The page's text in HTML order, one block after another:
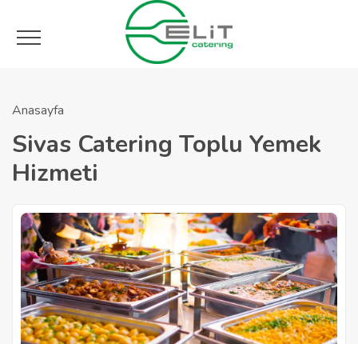
Anasayfa
Sivas Catering Toplu Yemek
Hizmeti